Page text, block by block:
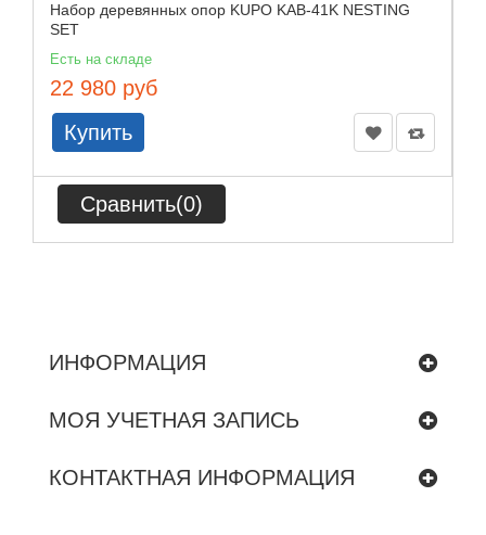
Набор деревянных опор KUPO KAB-41K NESTING
SET
Есть на складе
22 980 руб
Купить
Сравнить(0)
ИНФОРМАЦИЯ
МОЯ УЧЕТНАЯ ЗАПИСЬ
КОНТАКТНАЯ ИНФОРМАЦИЯ